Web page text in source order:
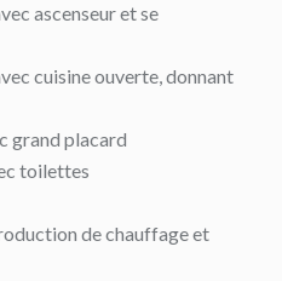
ascenseur et se
cuisine ouverte, donnant
grand placard
toilettes
de chauffage et